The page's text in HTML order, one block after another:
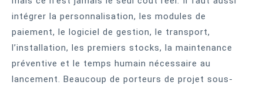
intégrer la personnalisation, les modules de
paiement, le logiciel de gestion, le transport,
l’installation, les premiers stocks, la maintenance
préventive et le temps humain nécessaire au
lancement. Beaucoup de porteurs de projet sous-